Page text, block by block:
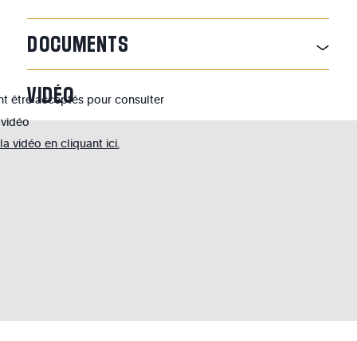
DOCUMENTS
VIDÉO
être acceptés pour consulter
vidéo en cliquant ici.